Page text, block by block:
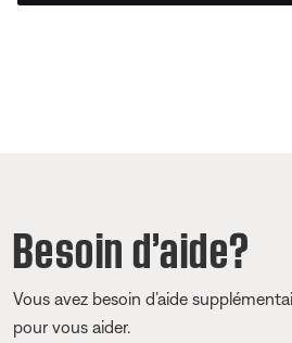
Besoin d’aide?
Vous avez besoin d’aide
pour vous aider.